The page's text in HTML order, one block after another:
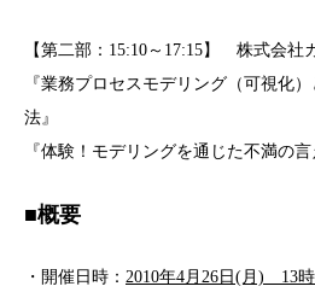
【第二部：15:10～17:15】 株式会社
『業務プロセスモデリング（可視化
法』
『体験！モデリングを通じた不満の
■概要
・開催日時： 2010年4月26日(月) 13